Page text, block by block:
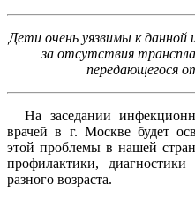
Дети очень уязвимы к данной
за отсутствия
передающегося
На заседании
врачей в г. Москве будет
этой проблемы в нашей
профилактики,
разного возраста.